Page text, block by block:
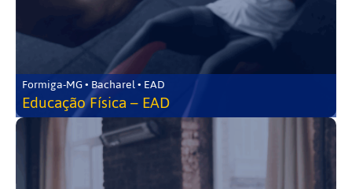
Formiga-MG • Bacharel • EAD
Educação Física – EAD